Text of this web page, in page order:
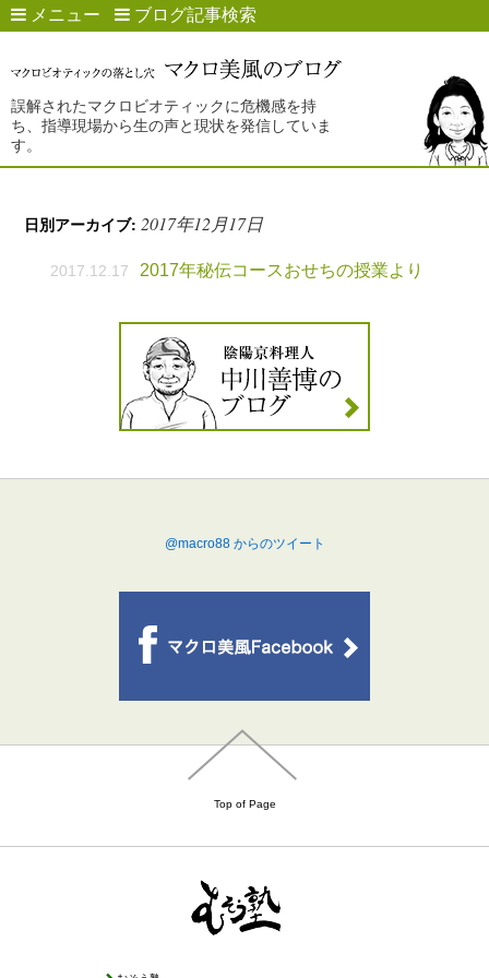
メニュー ブログ記事検索
誤解されたマクロビオティックに危機感を持
ち、指導現場から生の声と現状を発信していま
す。
日別アーカイブ:2017年12月17日
2017.12.17 2017年秘伝コースおせちの授業より
@macro88 からのツイート
Top of Page